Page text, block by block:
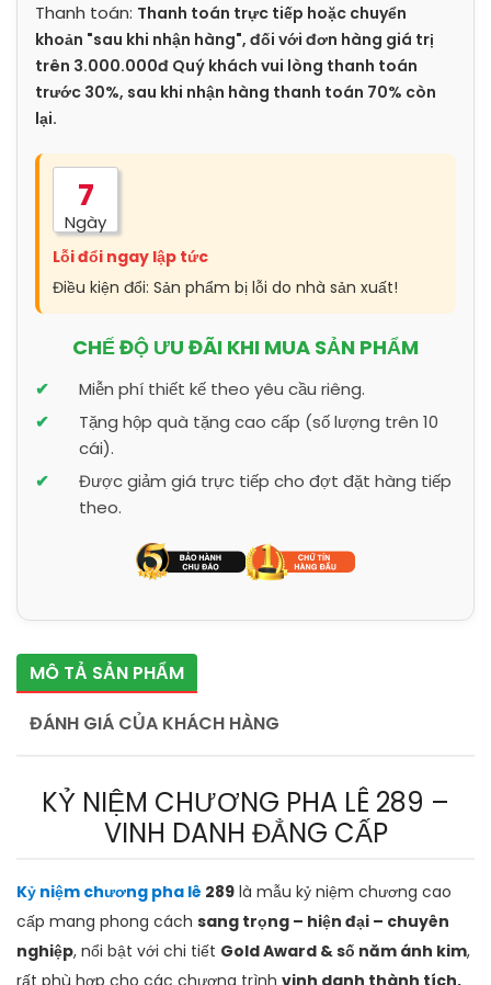
Thanh toán: Thanh toán trực tiếp hoặc chuyển
khoản "sau khi nhận hàng", đối với đơn hàng giá trị
trên 3.000.000đ Quý khách vui lòng thanh toán
trước 30%, sau khi nhận hàng thanh toán 70% còn
lại.
7
Ngày
Lỗi đổi ngay lập tức
Điều kiện đổi: Sản phẩm bị lỗi do nhà sản xuất!
CHẾ ĐỘ ƯU ĐÃI KHI MUA SẢN PHẨM
Miễn phí thiết kế theo yêu cầu riêng.
Tặng hộp quà tặng cao cấp (số lượng trên 10
cái).
Được giảm giá trực tiếp cho đợt đặt hàng tiếp
theo.
MÔ TẢ SẢN PHẨM
ĐÁNH GIÁ CỦA KHÁCH HÀNG
KỶ NIỆM CHƯƠNG PHA LÊ 289 –
VINH DANH ĐẲNG CẤP
Kỷ niệm chương pha lê 289 là mẫu kỷ niệm chương cao
cấp mang phong cách sang trọng – hiện đại – chuyên
nghiệp, nổi bật với chi tiết Gold Award & số năm ánh kim,
rất phù hợp cho các chương trình vinh danh thành tích,